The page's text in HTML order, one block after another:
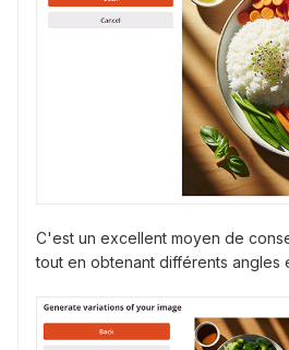
C'est un excellent moyen de
tout en obtenant différents angles